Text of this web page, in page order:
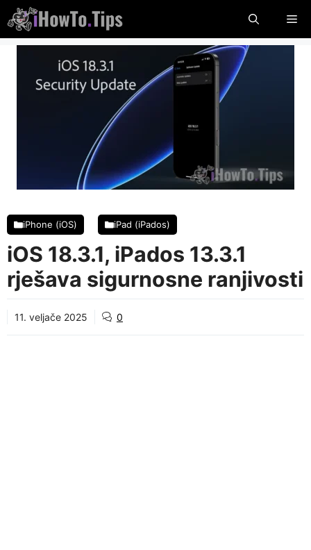
Preskoči
na
sadržaj
iPhone (iOS) iPad (iPados)
iOS 18.3.1, iPados 13.3.1
rješava sigurnosne ranjivosti
11. veljače 2025 0